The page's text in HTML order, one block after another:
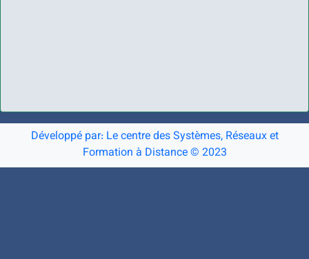
Développé par: Le centre des Systèmes, Réseaux et
Formation à Distance © 2023